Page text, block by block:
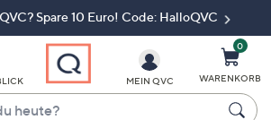
Spare 10 Euro! Code: HalloQVC
MEIN QVC
0
WARENKORB